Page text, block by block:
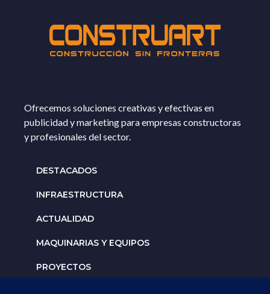
Ofrecemos soluciones creativas y efectivas en
publicidad y marketing para empresas constructoras
y profesionales del sector.
DESTACADOS
INFRAESTRUCTURA
ACTUALIDAD
MAQUINARIAS Y EQUIPOS
PROYECTOS